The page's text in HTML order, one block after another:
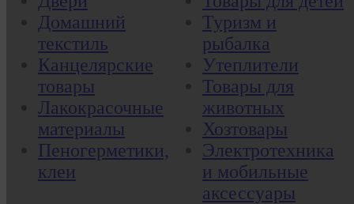
Домашний
текстиль
Канцелярские
товары
Лакокрасочные
материалы
Пеногерметики,
клеи
Туризм и
рыбалка
Утеплители
Товары для
животных
Хозтовары
Электротехника
и мобильные
аксессуары